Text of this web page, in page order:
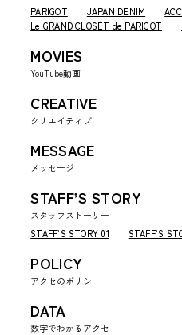
PARIGOT
JAPAN DENIM
Le GRAND CLOSET de PARIGOT
MOVIES
YouTube動画
CREATIVE
クリエイティブ
MESSAGE
メッセージ
STAFF’S STORY
スタッフストーリー
STAFF’S STORY 01
STAFF’S
POLICY
アクセのポリシー
DATA
数字でわかるアクセ